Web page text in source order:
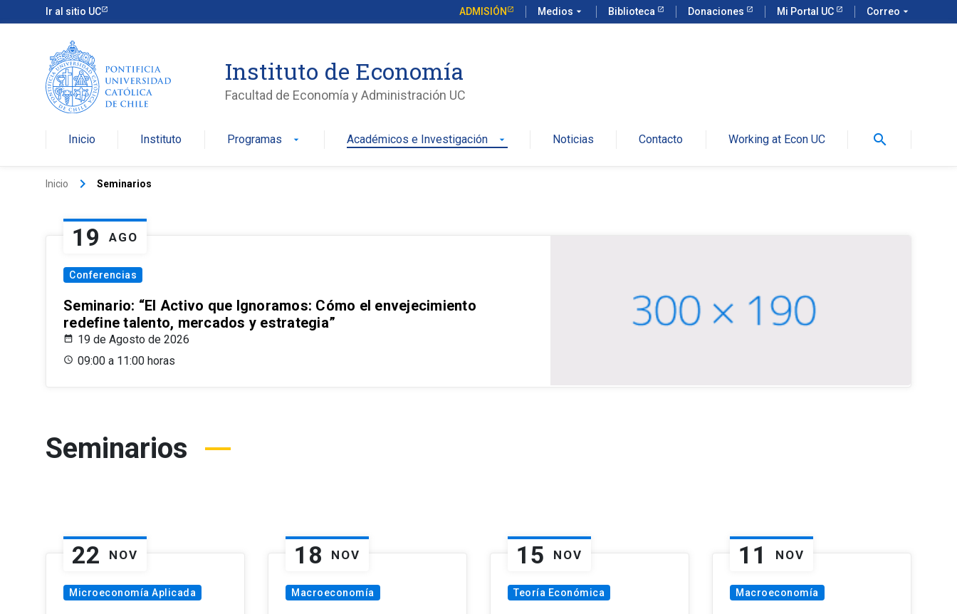
Ir al sitio UC ADMISIÓN Medios arrow_drop_down Biblioteca Donaciones Mi Portal UC Correo arrow_drop_down
Instituto de Economía
Facultad de Economía y Administración UC
Inicio Instituto Programas arrow_drop_down Académicos e Investigación arrow_drop_down Noticias Contacto Working at Econ UC search
Inicio keyboard_arrow_right Seminarios
19 AGO
Conferencias
Seminario: “El Activo que Ignoramos: Cómo el envejecimiento
redefine talento, mercados y estrategia”
19 de Agosto de 2026
09:00 a 11:00 horas
Seminarios
22 NOV
Microeconomía Aplicada
18 NOV
Macroeconomía
15 NOV
Teoría Económica
11 NOV
Macroeconomía